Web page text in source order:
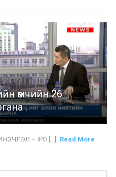
өмчийн 26
.
– IPO [...] Read More